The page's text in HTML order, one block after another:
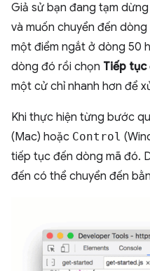
Giả sử bạn đang tạm
và muốn chuyển đến
một điểm ngắt ở dòng 50
dòng đó rồi chọn Tiếp tục
một cử chỉ nhanh hơn để
Khi thực hiện từng bước
(Mac) hoặc Control
tiếp tục đến dòng mã đó.
đến có thể chuyển đến